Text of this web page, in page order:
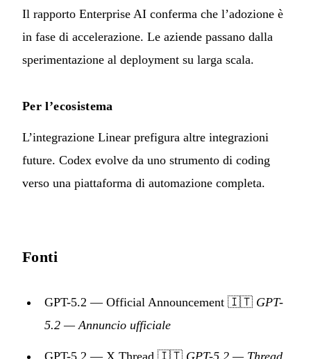
Il rapporto Enterprise AI conferma che l’adozione è
in fase di accelerazione. Le aziende passano dalla
sperimentazione al deployment su larga scala.
Per l’ecosistema
L’integrazione Linear prefigura altre integrazioni
future. Codex evolve da uno strumento di coding
verso una piattaforma di automazione completa.
Fonti
GPT-5.2 — Official Announcement 🇮🇹 GPT-
5.2 — Annuncio ufficiale